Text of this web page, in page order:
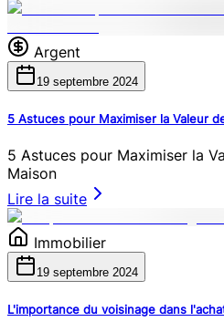
Argent
19 septembre 2024
5 Astuces pour Maximiser la Valeur
5 Astuces pour Maximiser la
Maison
Lire la suite
Immobilier
19 septembre 2024
L'importance du voisinage dans